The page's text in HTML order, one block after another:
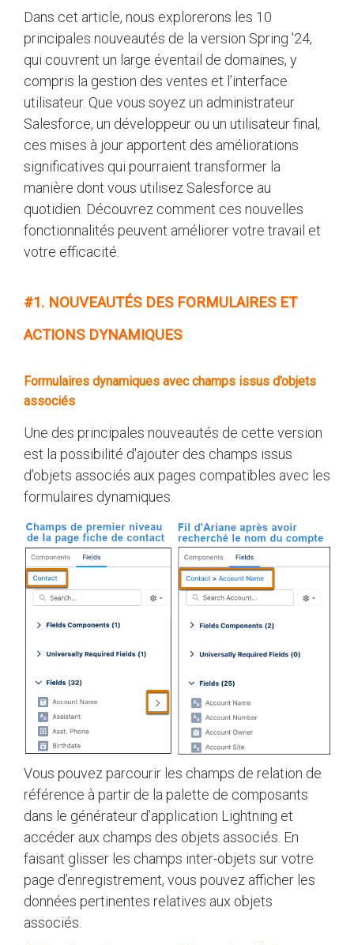
Dans cet article, nous explorerons les 10
principales nouveautés de la version Spring '24,
qui couvrent un large éventail de domaines, y
compris la gestion des ventes et l’interface
utilisateur. Que vous soyez un administrateur
Salesforce, un développeur ou un utilisateur final,
ces mises à jour apportent des améliorations
significatives qui pourraient transformer la
manière dont vous utilisez Salesforce au
quotidien. Découvrez comment ces nouvelles
fonctionnalités peuvent améliorer votre travail et
votre efficacité.
#1. NOUVEAUTÉS DES FORMULAIRES ET
ACTIONS DYNAMIQUES
Formulaires dynamiques avec champs issus d’objets
associés
Une des principales nouveautés de cette version
est la possibilité d'ajouter des champs issus
d’objets associés aux pages compatibles avec les
formulaires dynamiques.
Vous pouvez parcourir les champs de relation de
référence à partir de la palette de composants
dans le générateur d’application Lightning et
accéder aux champs des objets associés. En
faisant glisser les champs inter-objets sur votre
page d’enregistrement, vous pouvez afficher les
données pertinentes relatives aux objets
associés.